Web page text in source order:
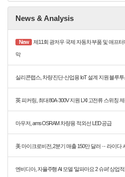
News & Analysis
New 제11회 광저우 국제 자동차 부품 및 애프터
막
실리콘랩스, 차량 진단·산업용 IoT 설계 지원 블루
英 피커링, 최대 80A·300V 지원 LXI 고전류 스위칭
마우저, ams OSRAM 차량용 적외선 LED 공급
美 마이크로비전, 2분기 매출 150만 달러 ··· 라이다
엔비디아, 자율주행 AI 모델 ‘알파마요 2 슈퍼’ 상업